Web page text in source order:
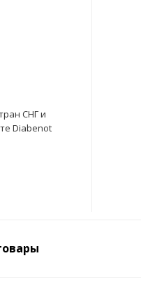
СНГ и
Diabenot